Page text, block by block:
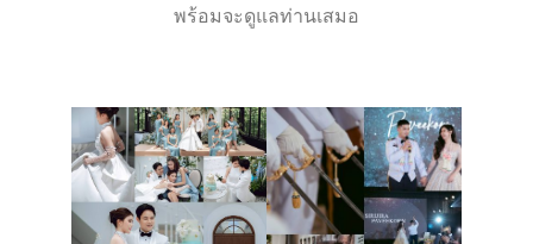
พร้อมจะดูแลท่านเสมอ